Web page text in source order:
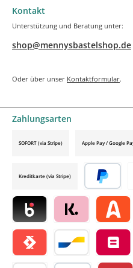
Kontakt
Unterstützung und Beratung unter:
shop@mennysbastelshop.de
Oder über unser Kontaktformular.
Zahlungsarten
Blik by mollieKlarna by mollieAlma by
Satispay by mollieBancontact by mollie
Belfius
SOFORT (via Stripe) Apple Pay / Google
Kreditkarte (via Stripe)
Später